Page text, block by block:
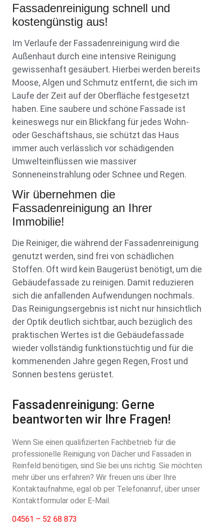
Fassadenreinigung schnell und
kostengünstig aus!
Im Verlaufe der Fassadenreinigung wird die
Außenhaut durch eine intensive Reinigung
gewissenhaft gesäubert. Hierbei werden bereits
Moose, Algen und Schmutz entfernt, die sich im
Laufe der Zeit auf der Oberfläche festgesetzt
haben. Eine saubere und schöne Fassade ist
keineswegs nur ein Blickfang für jedes Wohn-
oder Geschäftshaus, sie schützt das Haus
immer auch verlässlich vor schädigenden
Umwelteinflüssen wie massiver
Sonneneinstrahlung oder Schnee und Regen.
Wir übernehmen die
Fassadenreinigung an Ihrer
Immobilie!
Die Reiniger, die während der Fassadenreinigung
genutzt werden, sind frei von schädlichen
Stoffen. Oft wird kein Baugerüst benötigt, um die
Gebäudefassade zu reinigen. Damit reduzieren
sich die anfallenden Aufwendungen nochmals.
Das Reinigungsergebnis ist nicht nur hinsichtlich
der Optik deutlich sichtbar, auch bezüglich des
praktischen Wertes ist die Gebäudefassade
wieder vollständig funktionstüchtig und für die
kommenenden Jahre gegen Regen, Frost und
Sonnen bestens gerüstet.
Fassadenreinigung: Gerne
beantworten wir Ihre Fragen!
Wenn Sie einen qualifizierten Fachbetrieb für die
professionelle Reinigung von Dächer und Fassaden in
Reinfeld benötigen, sind Sie bei uns richtig. Sie möchten
mehr über uns erfahren? Wir freuen uns über Ihre
Kontaktaufnahme, egal ob per Telefonanruf, über unser
Kontaktformular oder E-Mail.
04561 – 52 68 873